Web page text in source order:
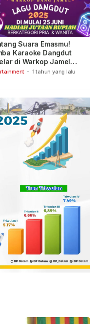
- 1 tahun yang lalu
Suara Emasmu!
Karaoke Dangdut
di Warkop Jamel